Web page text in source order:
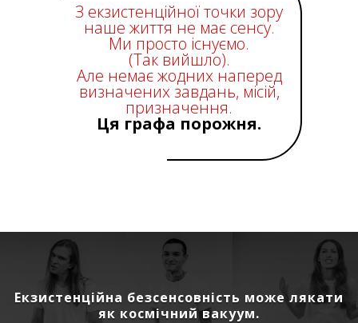
З екзистенційної точки зору
наше життя не має сенсу.
Ми просто існуємо.
(Так вийшло).
Але немає жодних наперед
визначених завдань, місій,
призначення.
Ця графа порожня.
Екзистенційна безсенсовність може лякати
як космічний вакуум.